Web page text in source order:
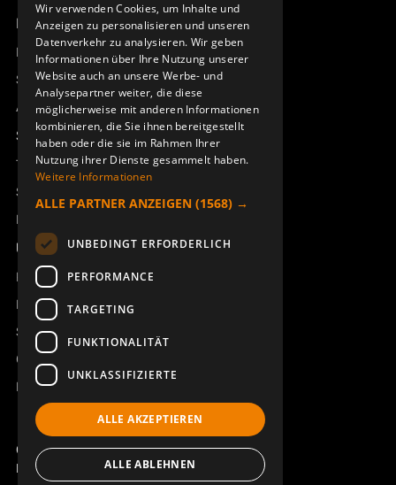
Produktübersicht
Remotus
Sesam
Access_Ctrl
Support
Technischer Support
Service buchen
Handbücher und Videoanleitungen
Über Åkerströms
Kontakt
Neuigkeiten
Sicherheit und Richtlinien
Geschäftsbedingungen
REACH
Copyright ©2026 Åkerströms. All rights reserved.
Björbovägen 143, 786 97 Björbo.
DEUTSCH
Wir verwenden Cookies, um Inhalte und
Anzeigen zu personalisieren und unseren
Datenverkehr zu analysieren. Wir geben
Informationen über Ihre Nutzung unserer
Website auch an unsere Werbe- und
Analysepartner weiter, die diese
möglicherweise mit anderen Informationen
kombinieren, die Sie ihnen bereitgestellt
haben oder die sie im Rahmen Ihrer
Nutzung ihrer Dienste gesammelt haben.
Weitere Informationen
ALLE PARTNER ANZEIGEN (1568) →
UNBEDINGT ERFORDERLICH
PERFORMANCE
TARGETING
FUNKTIONALITÄT
UNKLASSIFIZIERTE
ALLE AKZEPTIEREN
ALLE ABLEHNEN